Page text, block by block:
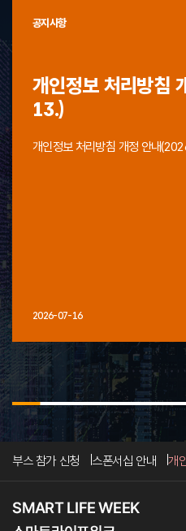
공지사항
개인정보 처리방침
13.)
개인정보 처리방침 개정 안내
2026-07-16
부스 참가 신청 스폰서십 안내 개